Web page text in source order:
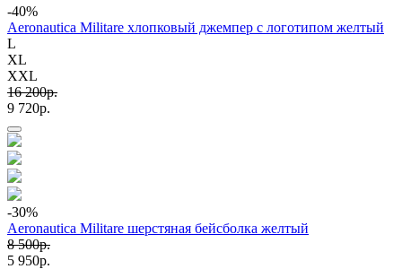
-40%
Aeronautica Militare хлопковый джемпер с логотипом желтый
L
XL
XXL
16 200p.
9 720p.
-30%
Aeronautica Militare шерстяная бейсболка желтый
8 500p.
5 950p.